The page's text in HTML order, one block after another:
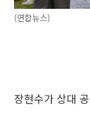
(연합뉴스)
장현수가 상대